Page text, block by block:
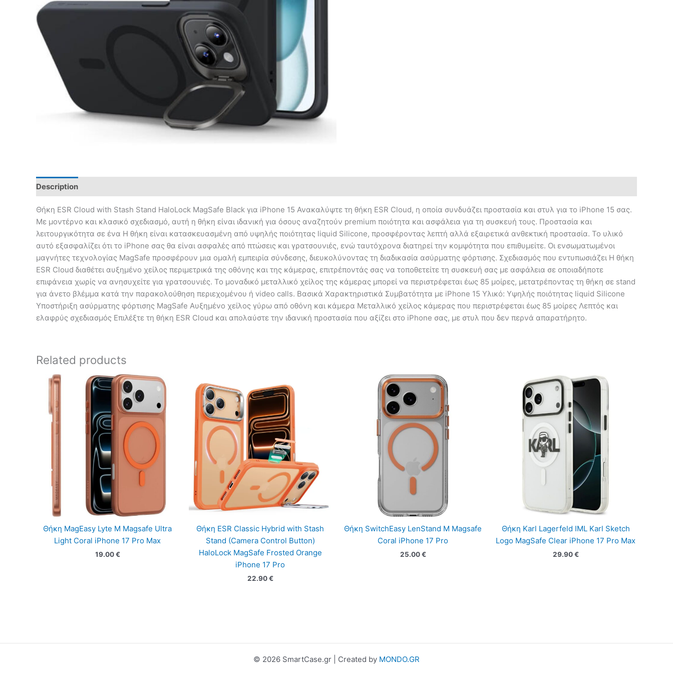
Description
Θήκη ESR Cloud with Stash Stand HaloLock MagSafe Black για iPhone 15 Ανακαλύψτε τη θήκη ESR Cloud, η οποία συνδυάζει προστασία και στυλ για το iPhone 15 σας.
Με μοντέρνο και κλασικό σχεδιασμό, αυτή η θήκη είναι ιδανική για όσους αναζητούν premium ποιότητα και ασφάλεια για τη συσκευή τους. Προστασία και
λειτουργικότητα σε ένα Η θήκη είναι κατασκευασμένη από υψηλής ποιότητας liquid Silicone, προσφέροντας λεπτή αλλά εξαιρετικά ανθεκτική προστασία. Το υλικό
αυτό εξασφαλίζει ότι το iPhone σας θα είναι ασφαλές από πτώσεις και γρατσουνιές, ενώ ταυτόχρονα διατηρεί την κομψότητα που επιθυμείτε. Οι ενσωματωμένοι
μαγνήτες τεχνολογίας MagSafe προσφέρουν μια ομαλή εμπειρία σύνδεσης, διευκολύνοντας τη διαδικασία ασύρματης φόρτισης. Σχεδιασμός που εντυπωσιάζει Η θήκη
ESR Cloud διαθέτει αυξημένο χείλος περιμετρικά της οθόνης και της κάμερας, επιτρέποντάς σας να τοποθετείτε τη συσκευή σας με ασφάλεια σε οποιαδήποτε
επιφάνεια χωρίς να ανησυχείτε για γρατσουνιές. Το μοναδικό μεταλλικό χείλος της κάμερας μπορεί να περιστρέφεται έως 85 μοίρες, μετατρέποντας τη θήκη σε stand
για άνετο βλέμμα κατά την παρακολούθηση περιεχομένου ή video calls. Βασικά Χαρακτηριστικά Συμβατότητα με iPhone 15 Υλικό: Υψηλής ποιότητας liquid Silicone
Υποστήριξη ασύρματης φόρτισης MagSafe Αυξημένο χείλος γύρω από οθόνη και κάμερα Μεταλλικό χείλος κάμερας που περιστρέφεται έως 85 μοίρες Λεπτός και
ελαφρύς σχεδιασμός Επιλέξτε τη θήκη ESR Cloud και απολαύστε την ιδανική προστασία που αξίζει στο iPhone σας, με στυλ που δεν περνά απαρατήρητο.
Related products
Θήκη MagEasy Lyte M Magsafe Ultra
Light Coral iPhone 17 Pro Max
19.00€
Θήκη ESR Classic Hybrid with Stash
Stand (Camera Control Button)
HaloLock MagSafe Frosted Orange
iPhone 17 Pro
22.90€
Θήκη SwitchEasy LenStand M Magsafe
Coral iPhone 17 Pro
25.00€
Θήκη Karl Lagerfeld IML Karl Sketch
Logo MagSafe Clear iPhone 17 Pro Max
29.90€
© 2026 SmartCase.gr | Created by MONDO.GR